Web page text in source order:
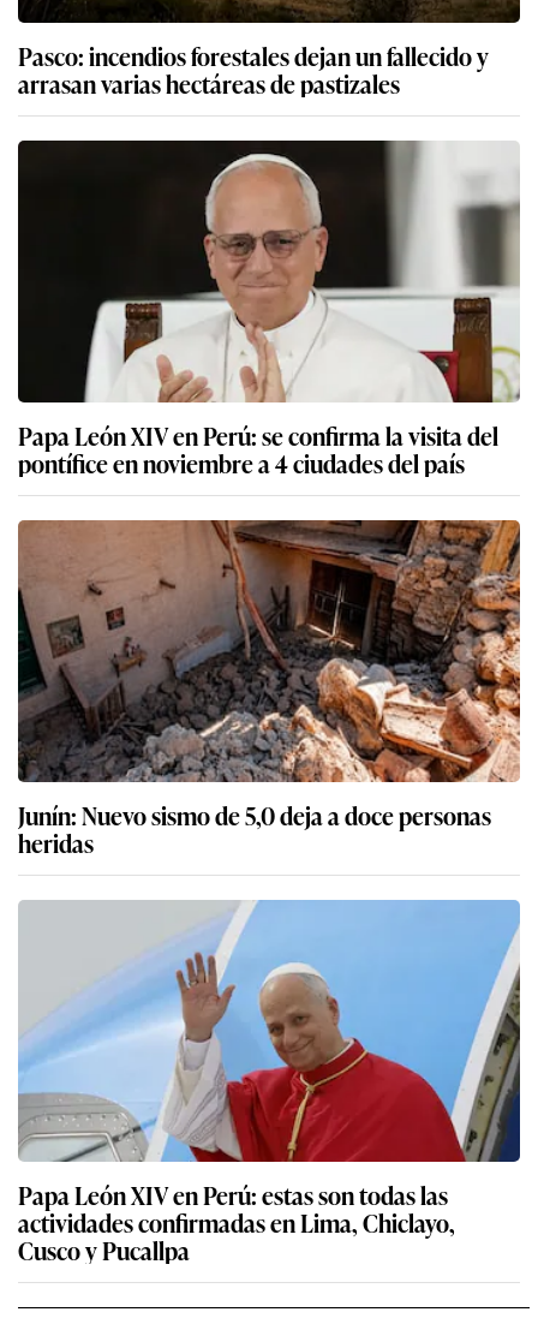
Pasco: incendios forestales dejan un fallecido y
arrasan varias hectáreas de pastizales
Papa León XIV en Perú: se confirma la visita del
pontífice en noviembre a 4 ciudades del país
Junín: Nuevo sismo de 5,0 deja a doce personas
heridas
Papa León XIV en Perú: estas son todas las
actividades confirmadas en Lima, Chiclayo,
Cusco y Pucallpa